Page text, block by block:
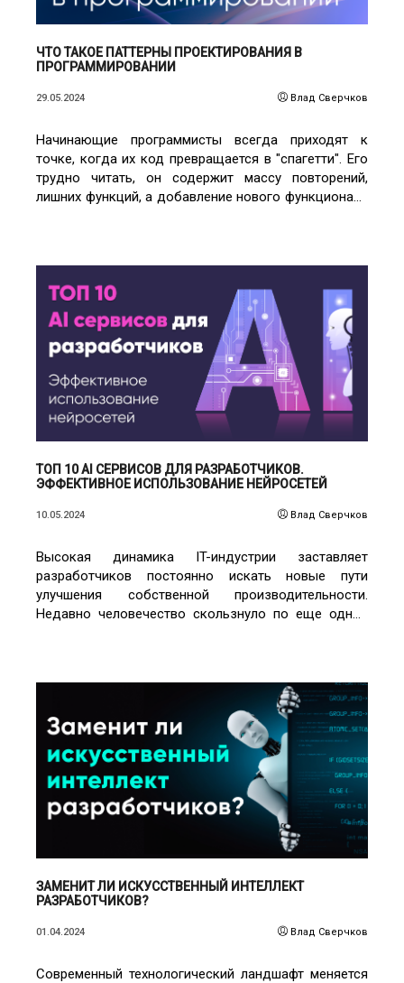
ЧТО ТАКОЕ ПАТТЕРНЫ ПРОЕКТИРОВАНИЯ В
ПРОГРАММИРОВАНИИ
29.05.2024 Влад Сверчков
Начинающие программисты всегда приходят к
точке, когда их код превращается в "спагетти". Его
трудно читать, он содержит массу повторений,
лишних функций, а добавление нового функционала
ЧИТАТЬ ПОДРОБНЕЕ
ТОП 10 AI СЕРВИСОВ ДЛЯ РАЗРАБОТЧИКОВ.
ЭФФЕКТИВНОЕ ИСПОЛЬЗОВАНИЕ НЕЙРОСЕТЕЙ
10.05.2024 Влад Сверчков
Высокая динамика IT-индустрии заставляет
разработчиков постоянно искать новые пути
улучшения собственной производительности.
Недавно человечество скользнуло по еще одной
ЧИТАТЬ ПОДРОБНЕЕ
ЗАМЕНИТ ЛИ ИСКУССТВЕННЫЙ ИНТЕЛЛЕКТ
РАЗРАБОТЧИКОВ?
01.04.2024 Влад Сверчков
Современный технологический ландшафт меняется